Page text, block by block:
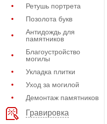
Ретушь портрета
Позолота букв
Антидождь для
памятников
Благоустройство
могилы
Укладка плитки
Уход за могилой
Демонтаж памятников
Гравировка